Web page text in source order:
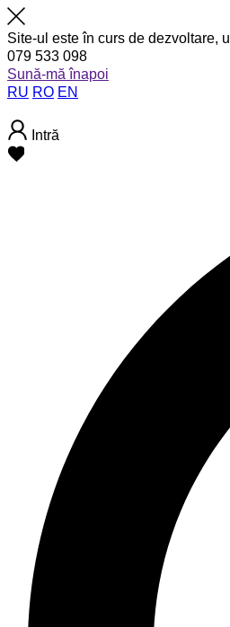
Site-ul este în curs de dezvoltare,
079 533 098
Sună-mă înapoi
RU RO EN
Intră